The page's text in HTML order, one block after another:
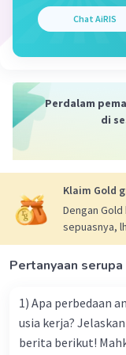
Kevin L
【Jawaban
【
kecilnya di
dengan
tersebut
ditemukan.
Chat AiRIS
Perdalam
di
Klaim Gold
Dengan
sepuasnya,
Pertanyaan serupa
1) Apa perbedaan
usia kerja?
berita berikut!